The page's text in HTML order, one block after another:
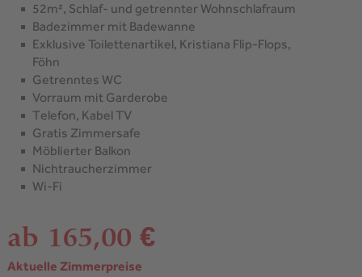
52m², Schlaf- und getrennter Wohnschlafraum
Badezimmer mit Badewanne
Exklusive Toilettenartikel, Kristiana Flip-Flops,
Föhn
Getrenntes WC
Vorraum mit Garderobe
Telefon, Kabel TV
Gratis Zimmersafe
Möblierter Balkon
Nichtraucherzimmer
Wi-Fi
ab 165,00 €
Aktuelle Zimmerpreise